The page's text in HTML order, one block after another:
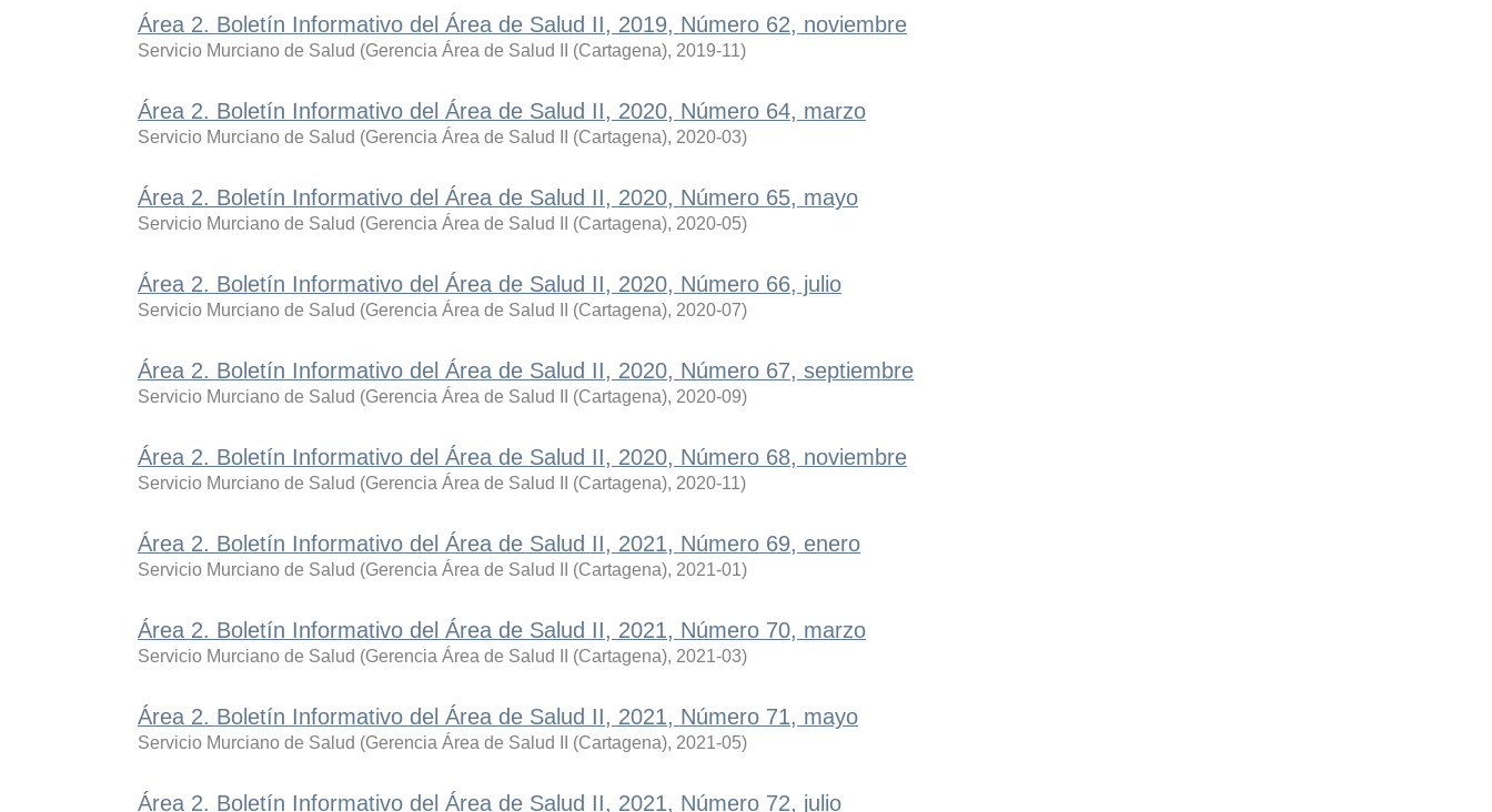
Área 2. Boletín Informativo del Área de Salud II, 2019, Número 62, noviembre
Servicio Murciano de Salud (Gerencia Área de Salud II (Cartagena), 2019-11)
Área 2. Boletín Informativo del Área de Salud II, 2020, Número 64, marzo
Servicio Murciano de Salud (Gerencia Área de Salud II (Cartagena), 2020-03)
Área 2. Boletín Informativo del Área de Salud II, 2020, Número 65, mayo
Servicio Murciano de Salud (Gerencia Área de Salud II (Cartagena), 2020-05)
Área 2. Boletín Informativo del Área de Salud II, 2020, Número 66, julio
Servicio Murciano de Salud (Gerencia Área de Salud II (Cartagena), 2020-07)
Área 2. Boletín Informativo del Área de Salud II, 2020, Número 67, septiembre
Servicio Murciano de Salud (Gerencia Área de Salud II (Cartagena), 2020-09)
Área 2. Boletín Informativo del Área de Salud II, 2020, Número 68, noviembre
Servicio Murciano de Salud (Gerencia Área de Salud II (Cartagena), 2020-11)
Área 2. Boletín Informativo del Área de Salud II, 2021, Número 69, enero
Servicio Murciano de Salud (Gerencia Área de Salud II (Cartagena), 2021-01)
Área 2. Boletín Informativo del Área de Salud II, 2021, Número 70, marzo
Servicio Murciano de Salud (Gerencia Área de Salud II (Cartagena), 2021-03)
Área 2. Boletín Informativo del Área de Salud II, 2021, Número 71, mayo
Servicio Murciano de Salud (Gerencia Área de Salud II (Cartagena), 2021-05)
Área 2. Boletín Informativo del Área de Salud II, 2021, Número 72, julio